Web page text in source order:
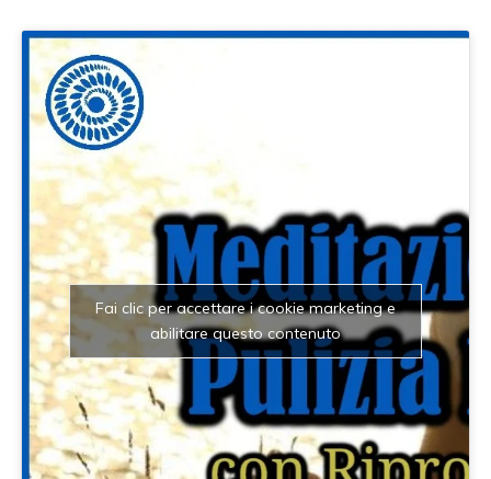
Fai clic per accettare i cookie marketing e
abilitare questo contenuto